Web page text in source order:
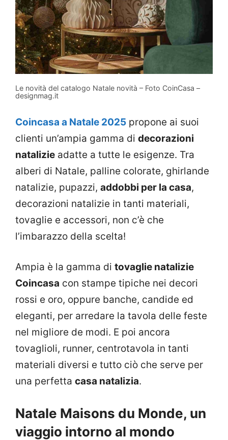
Le novità del catalogo Natale novità – Foto CoinCasa –
designmag.it
Coincasa a Natale 2025 propone ai suoi
clienti un’ampia gamma di decorazioni
natalizie adatte a tutte le esigenze. Tra
alberi di Natale, palline colorate, ghirlande
natalizie, pupazzi, addobbi per la casa,
decorazioni natalizie in tanti materiali,
tovaglie e accessori, non c’è che
l’imbarazzo della scelta!
Ampia è la gamma di tovaglie natalizie
Coincasa con stampe tipiche nei decori
rossi e oro, oppure banche, candide ed
eleganti, per arredare la tavola delle feste
nel migliore de modi. E poi ancora
tovaglioli, runner, centrotavola in tanti
materiali diversi e tutto ciò che serve per
una perfetta casa natalizia.
Natale Maisons du Monde, un
viaggio intorno al mondo